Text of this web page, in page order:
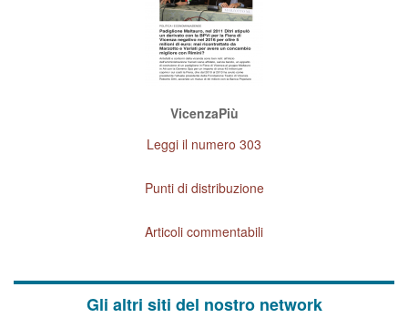
VicenzaPiù
Leggi il numero 303
Punti di distribuzione
Articoli commentabili
Gli altri siti del nostro network